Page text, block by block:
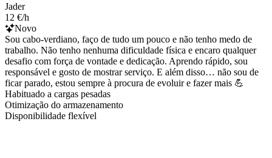
Jader
12 €/h
Novo
Sou cabo-verdiano, faço de tudo um pouco e não tenho medo de
trabalho. Não tenho nenhuma dificuldade física e encaro qualquer
desafio com força de vontade e dedicação. Aprendo rápido, sou
responsável e gosto de mostrar serviço. E além disso… não sou de
ficar parado, estou sempre à procura de evoluir e fazer mais 💪
Habituado a cargas pesadas
Otimização do armazenamento
Disponibilidade flexível